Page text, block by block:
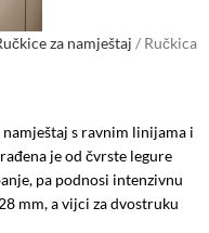
za namještaj / Ručkica
s ravnim linijama i
je od čvrste legure
pa podnosi intenzivnu
mm, a vijci za dvostruku